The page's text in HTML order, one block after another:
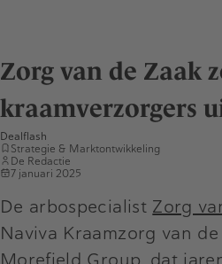
Zorg van de Zaak
kraamverzorgers
Dealflash
Strategie & Marktontwikkeling
De Redactie
7 januari 2025
De arbospecialist Zorg
Naviva Kraamzorg van